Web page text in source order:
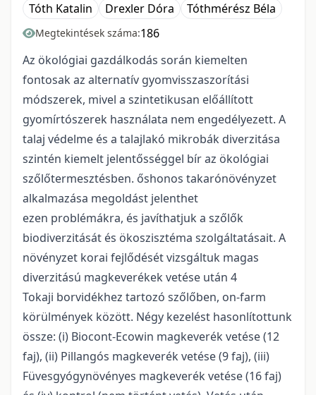
Tóth Katalin
Drexler Dóra Tóthmérész Béla
Megtekintések száma:186
Az ökológiai gazdálkodás során kiemelten
fontosak az alternatív gyomvisszaszorítási
módszerek, mivel a szintetikusan előállított
gyomírtószerek használata nem engedélyezett. A
talaj védelme és a talajlakó mikrobák diverzitása
szintén kiemelt jelentősséggel bír az ökológiai
szőlőtermesztésben. őshonos takarónövényzet
alkalmazása megoldást jelenthet
ezen problémákra, és javíthatjuk a szőlők
biodiverzitását és ökoszisztéma szolgáltatásait. A
növényzet korai fejlődését vizsgáltuk magas
diverzitású magkeverékek vetése után 4
Tokaji borvidékhez tartozó szőlőben, on-farm
körülmények között. Négy kezelést hasonlítottunk
össze: (i) Biocont-Ecowin magkeverék vetése (12
faj), (ii) Pillangós magkeverék vetése (9 faj), (iii)
Füvesgyógynövényes magkeverék vetése (16 faj)